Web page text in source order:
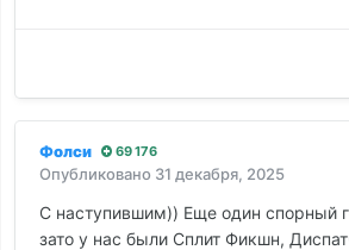
Фолси 69 176
Опубликовано 31 декабря, 2025
С наступившим)) Еще один спорный
зато у нас были Сплит Фикшн,